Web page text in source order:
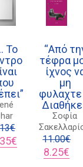
Το
€
€Η
τρέχουσα
“Από
τέφρα
ίχνος
μη
Σοφία
11.00€
Original
price
8.25€